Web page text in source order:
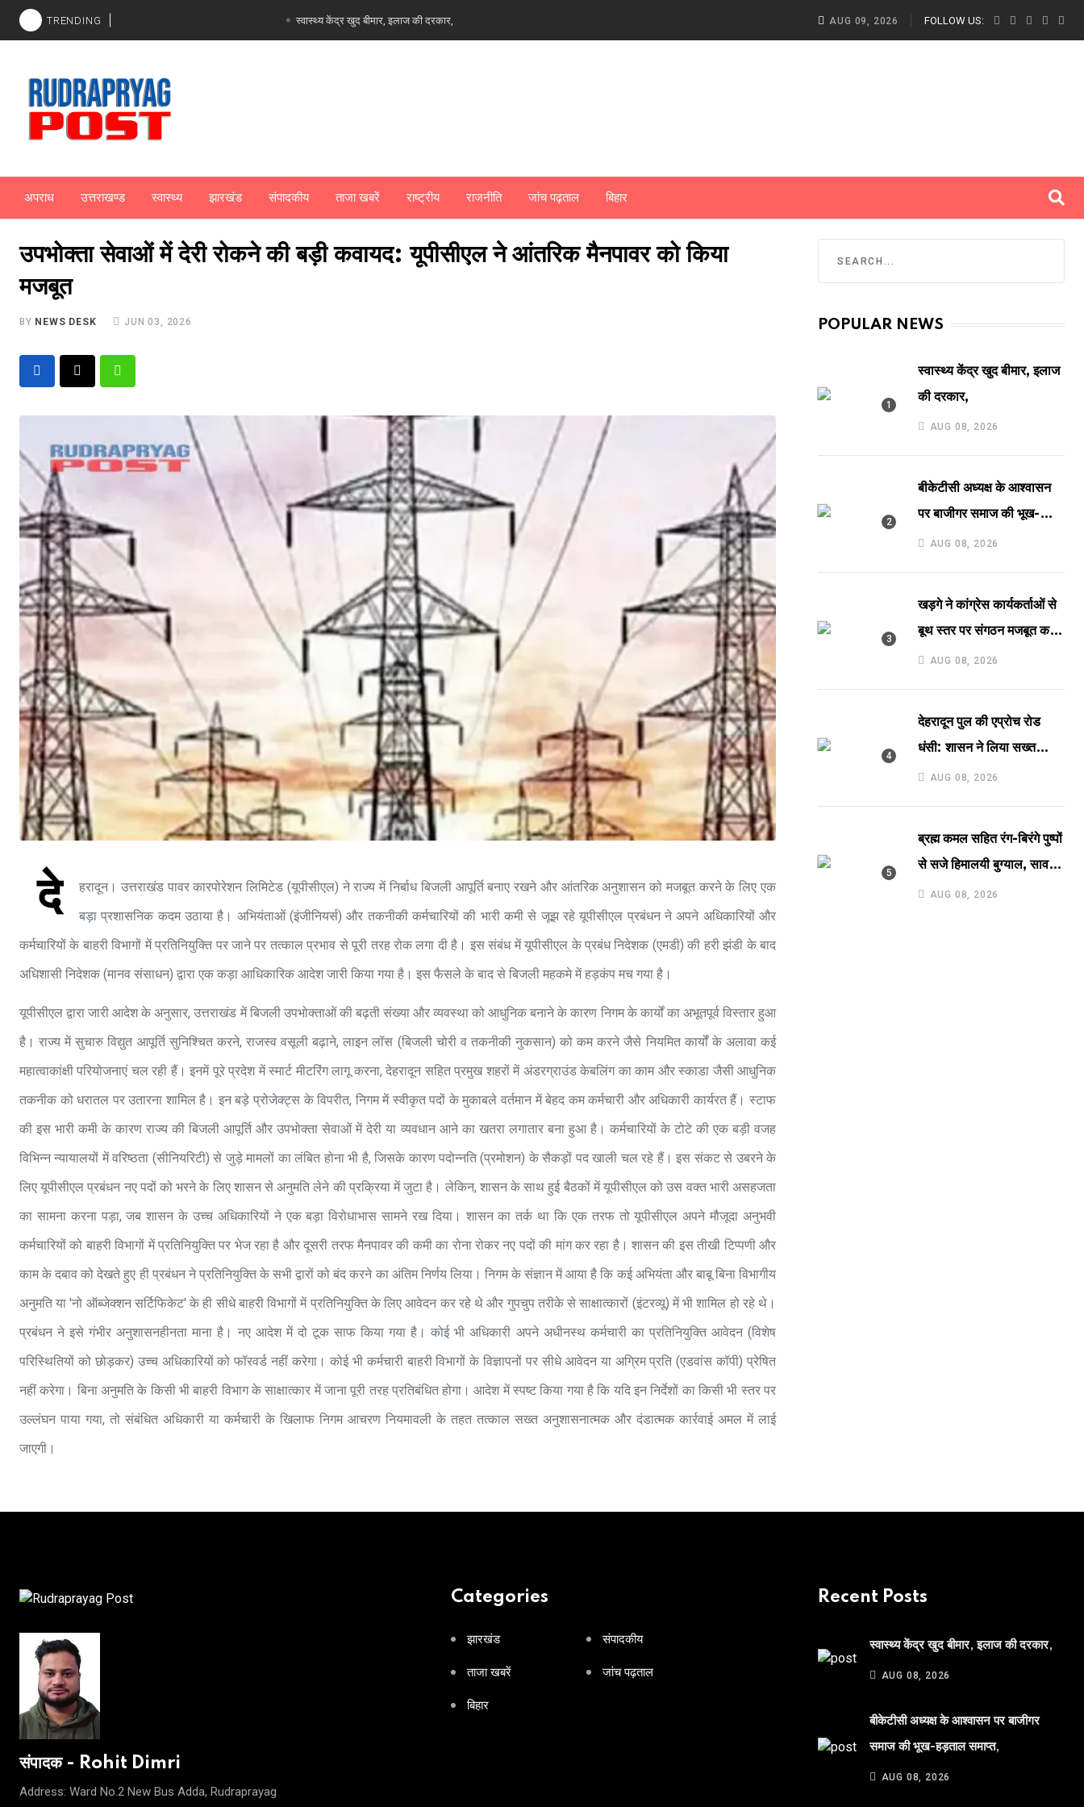
TRENDING स्वास्थ्य केंद्र खुद बीमार, इलाज की दरकार, बीकेटीसी अध्यक्ष के आश्वासन पर बाजीगर समाज की भूख-हड़ताल समाप्त,
AUG 09, 2026 FOLLOW US:
अपराध उत्तराखण्ड स्वास्थ्य झारखंड संपादकीय ताजा खबरें राष्ट्रीय राजनीति जांच पढ़ताल बिहार
उपभोक्ता सेवाओं में देरी रोकने की बड़ी कवायद: यूपीसीएल ने आंतरिक मैनपावर को किया
मजबूत
BY NEWS DESK JUN 03, 2026
दे
हरादून। उत्तराखंड पावर कारपोरेशन लिमिटेड (यूपीसीएल) ने राज्य में निर्बाध बिजली आपूर्ति बनाए रखने और आंतरिक अनुशासन को मजबूत करने के लिए एक
बड़ा प्रशासनिक कदम उठाया है। अभियंताओं (इंजीनियर्स) और तकनीकी कर्मचारियों की भारी कमी से जूझ रहे यूपीसीएल प्रबंधन ने अपने अधिकारियों और
कर्मचारियों के बाहरी विभागों में प्रतिनियुक्ति पर जाने पर तत्काल प्रभाव से पूरी तरह रोक लगा दी है। इस संबंध में यूपीसीएल के प्रबंध निदेशक (एमडी) की हरी झंडी के बाद
अधिशासी निदेशक (मानव संसाधन) द्वारा एक कड़ा आधिकारिक आदेश जारी किया गया है। इस फैसले के बाद से बिजली महकमे में हड़कंप मच गया है।
यूपीसीएल द्वारा जारी आदेश के अनुसार, उत्तराखंड में बिजली उपभोक्ताओं की बढ़ती संख्या और व्यवस्था को आधुनिक बनाने के कारण निगम के कार्यों का अभूतपूर्व विस्तार हुआ
है। राज्य में सुचारु विद्युत आपूर्ति सुनिश्चित करने, राजस्व वसूली बढ़ाने, लाइन लॉस (बिजली चोरी व तकनीकी नुकसान) को कम करने जैसे नियमित कार्यों के अलावा कई
महात्वाकांक्षी परियोजनाएं चल रही हैं। इनमें पूरे प्रदेश में स्मार्ट मीटरिंग लागू करना, देहरादून सहित प्रमुख शहरों में अंडरग्राउंड केबलिंग का काम और स्काडा जैसी आधुनिक
तकनीक को धरातल पर उतारना शामिल है। इन बड़े प्रोजेक्ट्स के विपरीत, निगम में स्वीकृत पदों के मुकाबले वर्तमान में बेहद कम कर्मचारी और अधिकारी कार्यरत हैं। स्टाफ
की इस भारी कमी के कारण राज्य की बिजली आपूर्ति और उपभोक्ता सेवाओं में देरी या व्यवधान आने का खतरा लगातार बना हुआ है। कर्मचारियों के टोटे की एक बड़ी वजह
विभिन्न न्यायालयों में वरिष्ठता (सीनियरिटी) से जुड़े मामलों का लंबित होना भी है, जिसके कारण पदोन्नति (प्रमोशन) के सैकड़ों पद खाली चल रहे हैं। इस संकट से उबरने के
लिए यूपीसीएल प्रबंधन नए पदों को भरने के लिए शासन से अनुमति लेने की प्रक्रिया में जुटा है। लेकिन, शासन के साथ हुई बैठकों में यूपीसीएल को उस वक्त भारी असहजता
का सामना करना पड़ा, जब शासन के उच्च अधिकारियों ने एक बड़ा विरोधाभास सामने रख दिया। शासन का तर्क था कि एक तरफ तो यूपीसीएल अपने मौजूदा अनुभवी
कर्मचारियों को बाहरी विभागों में प्रतिनियुक्ति पर भेज रहा है और दूसरी तरफ मैनपावर की कमी का रोना रोकर नए पदों की मांग कर रहा है। शासन की इस तीखी टिप्पणी और
काम के दबाव को देखते हुए ही प्रबंधन ने प्रतिनियुक्ति के सभी द्वारों को बंद करने का अंतिम निर्णय लिया। निगम के संज्ञान में आया है कि कई अभियंता और बाबू बिना विभागीय
अनुमति या 'नो ऑब्जेक्शन सर्टिफिकेट' के ही सीधे बाहरी विभागों में प्रतिनियुक्ति के लिए आवेदन कर रहे थे और गुपचुप तरीके से साक्षात्कारों (इंटरव्यू) में भी शामिल हो रहे थे।
प्रबंधन ने इसे गंभीर अनुशासनहीनता माना है। नए आदेश में दो टूक साफ किया गया है। कोई भी अधिकारी अपने अधीनस्थ कर्मचारी का प्रतिनियुक्ति आवेदन (विशेष
परिस्थितियों को छोड़कर) उच्च अधिकारियों को फॉरवर्ड नहीं करेगा। कोई भी कर्मचारी बाहरी विभागों के विज्ञापनों पर सीधे आवेदन या अग्रिम प्रति (एडवांस कॉपी) प्रेषित
नहीं करेगा। बिना अनुमति के किसी भी बाहरी विभाग के साक्षात्कार में जाना पूरी तरह प्रतिबंधित होगा। आदेश में स्पष्ट किया गया है कि यदि इन निर्देशों का किसी भी स्तर पर
उल्लंघन पाया गया, तो संबंधित अधिकारी या कर्मचारी के खिलाफ निगम आचरण नियमावली के तहत तत्काल सख्त अनुशासनात्मक और दंडात्मक कार्रवाई अमल में लाई
जाएगी।
POPULAR NEWS
स्वास्थ्य केंद्र खुद बीमार, इलाज
की दरकार,
AUG 08, 2026
बीकेटीसी अध्यक्ष के आश्वासन
पर बाजीगर समाज की भूख-
हड़ताल समाप्त,
AUG 08, 2026
खड़गे ने कांग्रेस कार्यकर्ताओं से
बूथ स्तर पर संगठन मजबूत करने
का किया आह्वान
AUG 08, 2026
देहरादून पुल की एप्रोच रोड
धंसी: शासन ने लिया सख्त
एक्शन
AUG 08, 2026
ब्रह्म कमल सहित रंग-बिरंगे पुष्पों
से सजे हिमालयी बुग्याल, सावन
में भोलेनाथ के प्रिय ब्रह्म कमल
AUG 08, 2026
संपादक - Rohit Dimri
Address: Ward No.2 New Bus Adda, Rudraprayag
Categories
झारखंड संपादकीय
ताजा खबरें जांच पढ़ताल
बिहार
Recent Posts
स्वास्थ्य केंद्र खुद बीमार, इलाज की दरकार,
AUG 08, 2026
बीकेटीसी अध्यक्ष के आश्वासन पर बाजीगर
समाज की भूख-हड़ताल समाप्त,
AUG 08, 2026